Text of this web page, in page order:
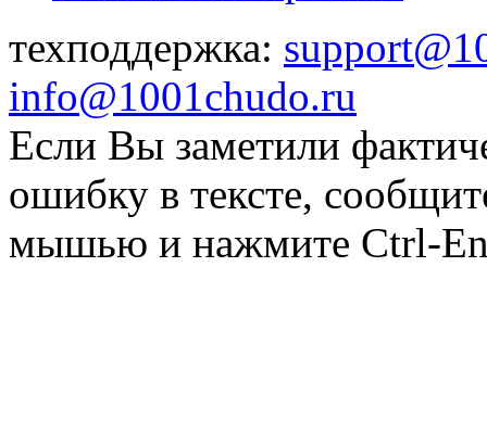
техподдержка:
info@1001chudo.ru
Если Вы заметили
ошибку в тексте,
мышью и нажмите Ctrl-